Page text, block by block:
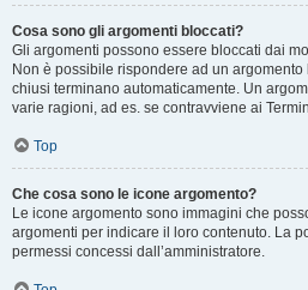
Cosa sono gli argomenti bloccati?
Gli argomenti possono essere bloccati dai
Non è possibile rispondere ad un
chiusi terminano automaticamente. Un
varie ragioni, ad es. se contravviene ai
Top
Che cosa sono le icone argomento?
Le icone argomento sono immagini che
argomenti per indicare il loro contenuto. La
permessi concessi dall’amministratore.